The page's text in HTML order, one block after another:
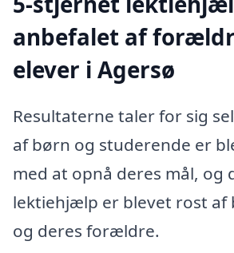
anbefalet af
elever i Agersø
Resultaterne taler for sig
af børn og studerende er
med at opnå deres mål, og
lektiehjælp er blevet rost af
og deres forældre.